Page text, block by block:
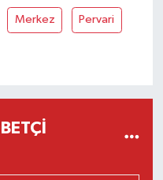
Merkez Pervari